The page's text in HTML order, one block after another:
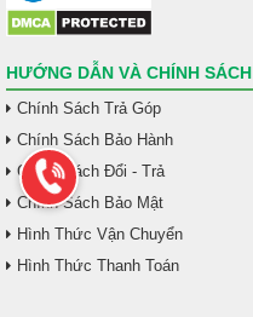
HƯỚNG DẪN VÀ CHÍNH SÁCH
Chính Sách Trả Góp
Chính Sách Bảo Hành
Chính Sách Đổi - Trả
Chính Sách Bảo Mật
Hình Thức Vận Chuyển
Hình Thức Thanh Toán